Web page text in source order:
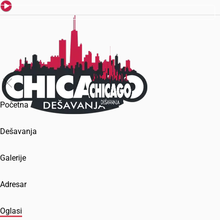
Početna
Dešavanja
Galerije
Adresar
Oglasi